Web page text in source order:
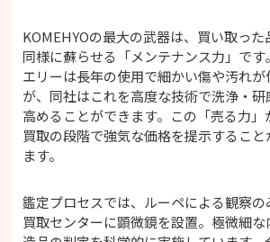
KOMEHYOの最大の武器は、買い取っ
同様に蘇らせる「メンテナンス力」です
エリーは長年の使用で細かい傷や汚れ
が、同社はこれを高度な技術で洗浄・
高めることができます。この「売る力」
買取の段階で強気な価格を提示するこ
ます。
鑑定プロセスでは、ルーペによる観察の
買取センターに顕微鏡を設置。極微細